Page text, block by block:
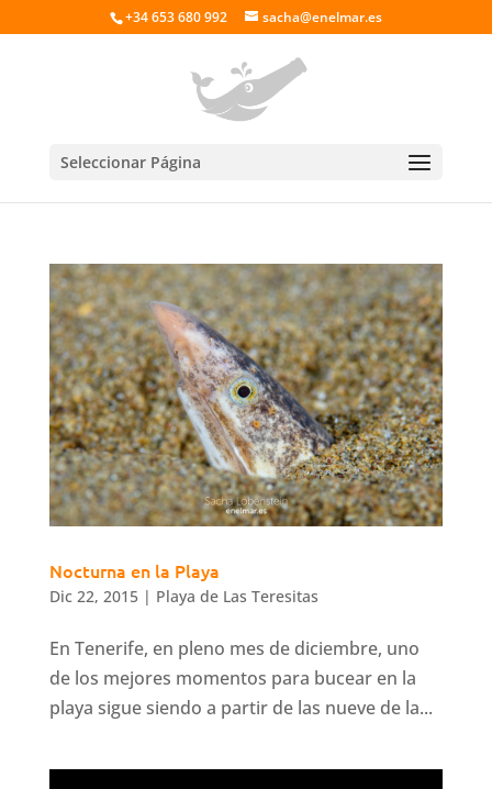
+34 653 680 992 sacha@enelmar.es
Seleccionar Página
Nocturna en la Playa
Dic 22, 2015| Playa de Las Teresitas
En Tenerife, en pleno mes de diciembre, uno
de los mejores momentos para bucear en la
playa sigue siendo a partir de las nueve de la...